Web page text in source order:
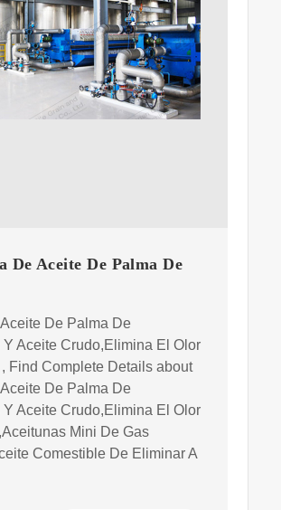
Aceite De Palma De
De Palma De
Aceite Crudo,Elimina El Olor
Find Complete Details about
De Palma De
Aceite Crudo,Elimina El Olor
Mini De Gas
Comestible De Eliminar A